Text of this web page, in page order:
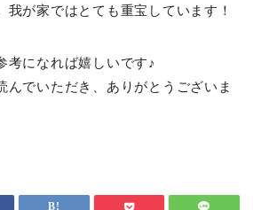
我が家ではとても重宝しています！
考になれば嬉しいです♪
んでいただき、ありがとうございま